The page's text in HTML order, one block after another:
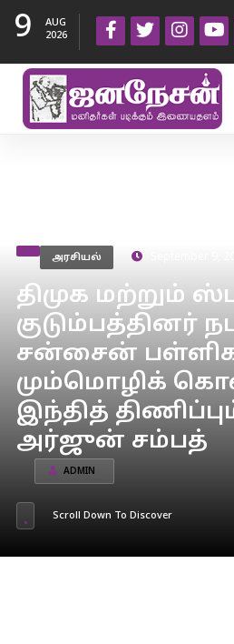
9
AUG
2026
அரசியல்
திமுக மற்றும்
குடும்பத்தினர்
சன்சைன்
மும்மொழிக்
இந்தித்
அர்ஜுன் சம்பத்
ADMIN
Scroll Down To Discover